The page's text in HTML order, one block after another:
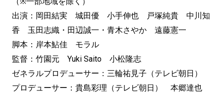
出演：岡田結実 城田優 小手伸也 戸塚純貴 中川知
香 玉田志織・田辺誠一・青木さやか 遠藤憲一
脚本：岸本鮎佳 モラル
監督：竹園元 Yuki Saito 小松隆志
ゼネラルプロデューサー：三輪祐見子（テレビ朝日）
プロデューサー：貴島彩理（テレビ朝日） 本郷達也